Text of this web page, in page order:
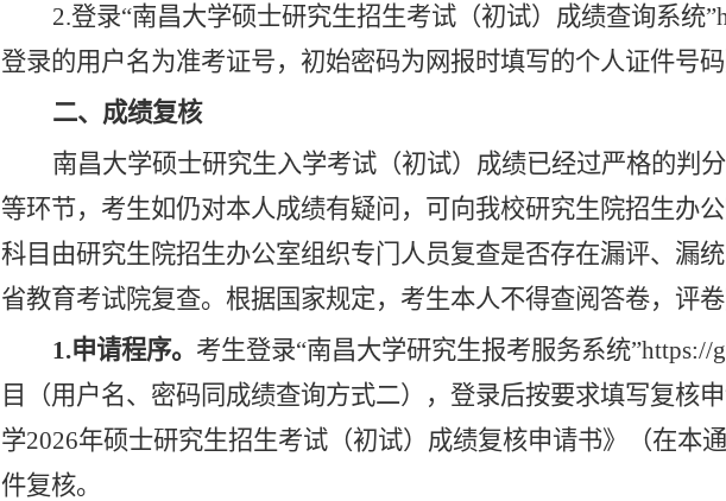
2.登录“南昌大学硕士研究生招生考试（初试）成绩查询系统
登录的用户名为准考证号，初始密码为网报时填写的个人证件号码
二、成绩复核
南昌大学硕士研究生入学考试（初试）成绩已经过严格的判
等环节，考生如仍对本人成绩有疑问，可向我校研究生院招生办
科目由研究生院招生办公室组织专门人员复查是否存在漏评、漏
省教育考试院复查。根据国家规定，考生本人不得查阅答卷，评卷
1.申请程序。 考生登录“南昌大学研究生报考服务系统”https://
目（用户名、密码同成绩查询方式二），登录后按要求填写复核
学2026年硕士研究生招生考试（初试）成绩复核申请书》（在本
件复核。